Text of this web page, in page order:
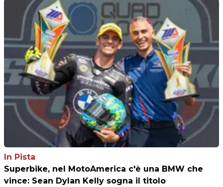
In Pista
Superbike, nel MotoAmerica c'è una BMW che
vince: Sean Dylan Kelly sogna il titolo